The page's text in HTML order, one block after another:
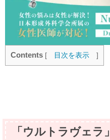
Contents [ 目次を表示 ]
「ウルトラヴェ